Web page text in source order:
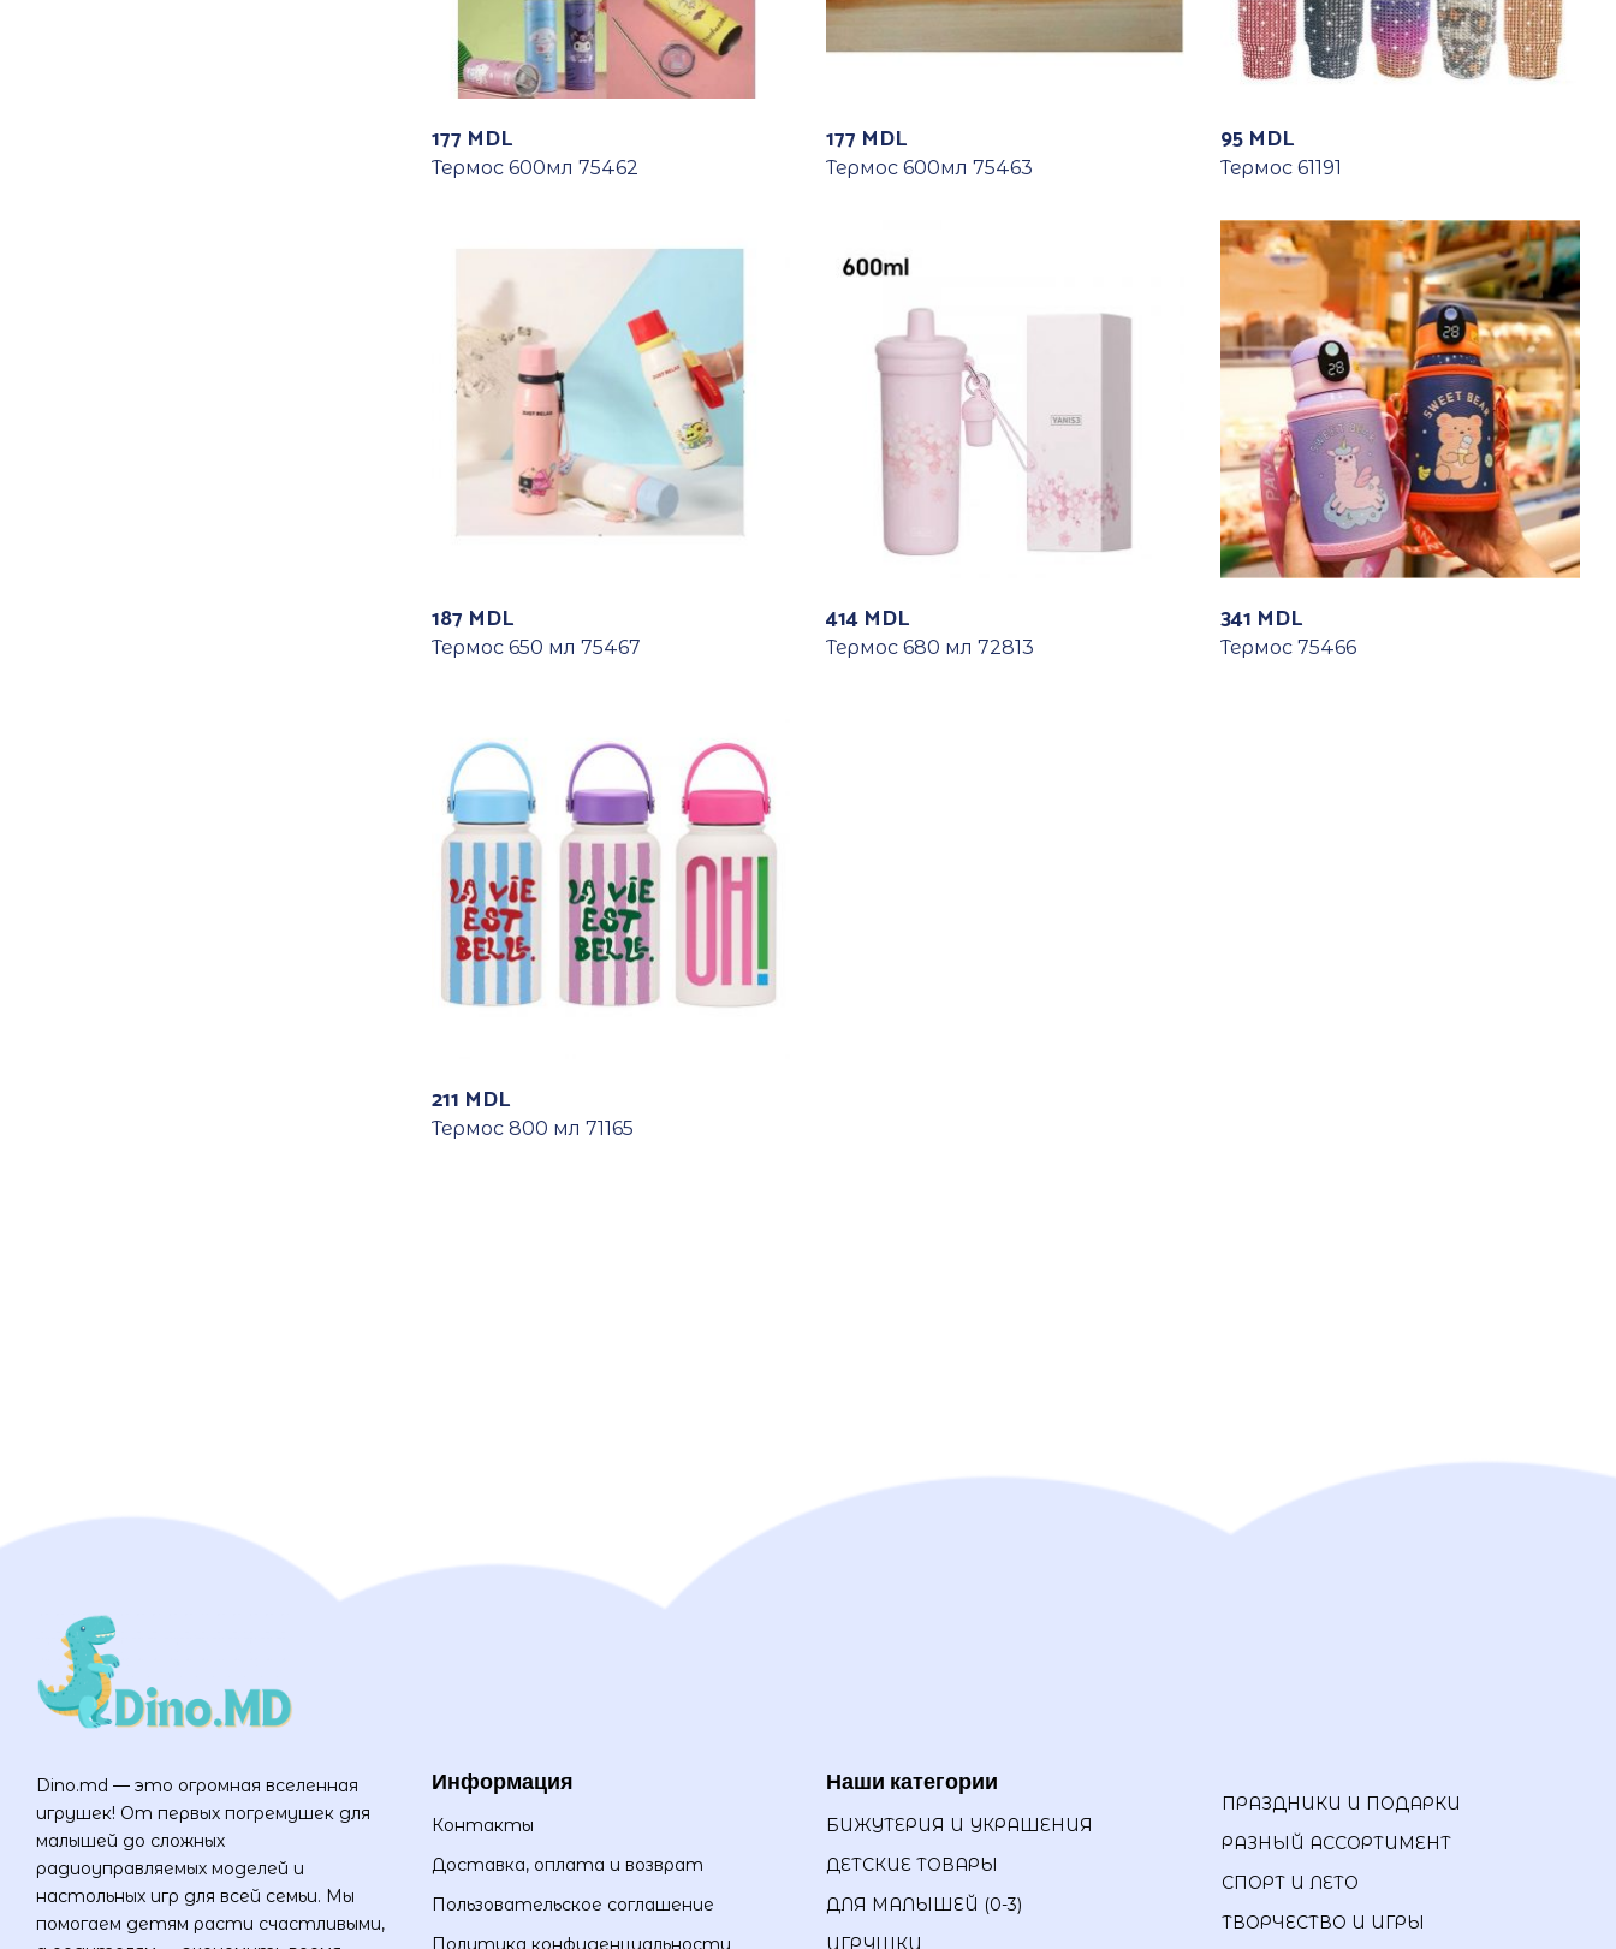
177 MDL
Термос 600мл 75462
177 MDL
Термос 600мл 75463
95 MDL
Термос 61191
187 MDL
Термос 650 мл 75467
414 MDL
Термос 680 мл 72813
341 MDL
Термос 75466
211 MDL
Термос 800 мл 71165
Dino.md — это огромная вселенная
игрушек! От первых погремушек для
малышей до сложных
радиоуправляемых моделей и
настольных игр для всей семьи. Мы
помогаем детям расти счастливыми,
Информация
Контакты
Доставка, оплата и возврат
Пользовательское соглашение
Политика конфиденциальности
Наши категории
БИЖУТЕРИЯ И УКРАШЕНИЯ
ДЕТСКИЕ ТОВАРЫ
ДЛЯ МАЛЫШЕЙ (0-3)
ИГРУШКИ
ПРАЗДНИКИ И ПОДАРКИ
РАЗНЫЙ АССОРТИМЕНТ
СПОРТ И ЛЕТО
ТВОРЧЕСТВО И ИГРЫ